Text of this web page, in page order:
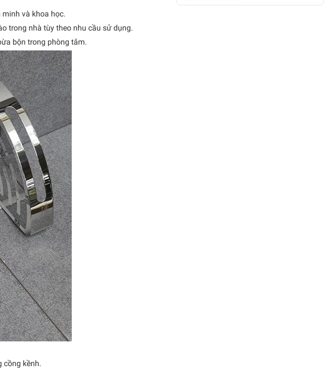
và khoa học.
trong nhà tùy theo nhu cầu sử dụng.
bộn trong phòng tắm.
cồng kềnh.
-15%